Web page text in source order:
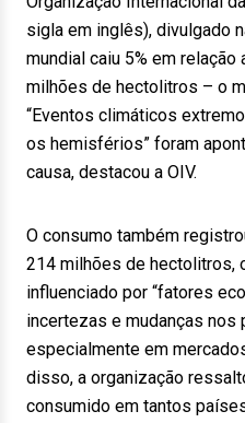
sigla em inglês), divulgado
mundial caiu 5% em
milhões de hectolitros – o
“Eventos climáticos
os hemisférios” foram
causa, destacou a OIV.
O consumo também
214 milhões de hectolitros,
influenciado por “fatores
incertezas e mudanças nos
especialmente em
disso, a organização
consumido em tantos